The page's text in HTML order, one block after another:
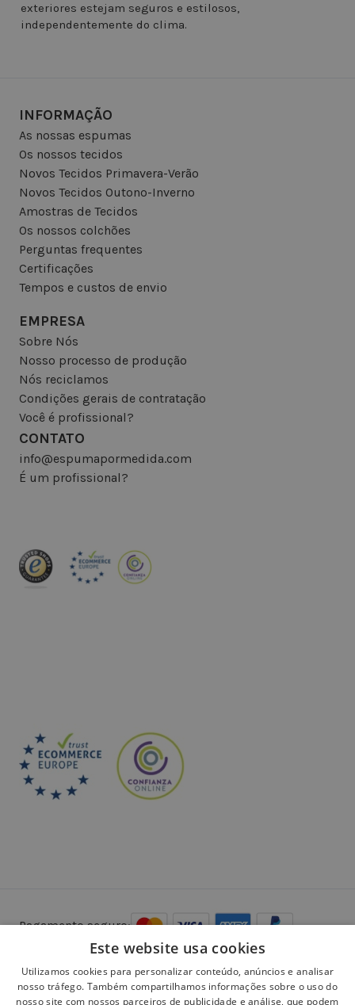
exteriores estejam seguros e estilosos,
independentemente do clima.
INFORMAÇÃO
As nossas espumas
Os nossos tecidos
Novos Tecidos Primavera-Verão
Novos Tecidos Outono-Inverno
Amostras de Tecidos
Os nossos colchões
Perguntas frequentes
Certificações
Tempos e custos de envio
EMPRESA
Sobre Nós
Nosso processo de produção
Nós reciclamos
Condições gerais de contratação
Você é profissional?
CONTATO
info@espumapormedida.com
É um profissional?
Pagamento seguro:
Este website usa cookies
Utilizamos cookies para personalizar conteúdo, anúncios e analisar
nosso tráfego. Também compartilhamos informações sobre o uso do
nosso site com nossos parceiros de publicidade e análise, que podem